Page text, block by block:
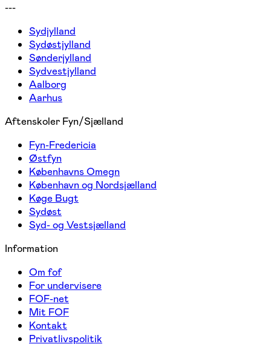
---
Sydjylland
Sydøstjylland
Sønderjylland
Sydvestjylland
Aalborg
Aarhus
Aftenskoler Fyn/Sjælland
Fyn-Fredericia
Østfyn
Københavns Omegn
København og Nordsjælland
Køge Bugt
Sydøst
Syd- og Vestsjælland
Information
Om fof
For undervisere
FOF-net
Mit FOF
Kontakt
Privatlivspolitik